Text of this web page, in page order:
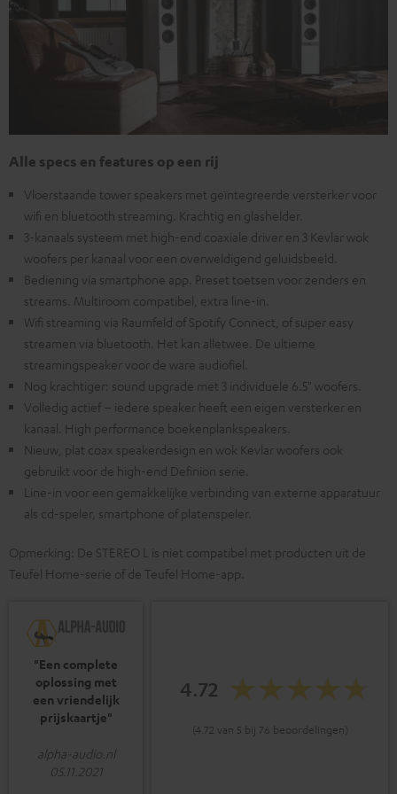
Alle specs en features op een rij
Vloerstaande tower speakers met geïntegreerde versterker voor
wifi en bluetooth streaming. Krachtig en glashelder.
3-kanaals systeem met high-end coaxiale driver en 3 Kevlar wok
woofers per kanaal voor een overweldigend geluidsbeeld.
Bediening via smartphone app. Preset toetsen voor zenders en
streams. Multiroom compatibel, extra line-in.
Wifi streaming via Raumfeld of Spotify Connect, of super easy
streamen via bluetooth. Het kan alletwee. De ultieme
streamingspeaker voor de ware audiofiel.
Nog krachtiger: sound upgrade met 3 individuele 6.5" woofers.
Volledig actief – iedere speaker heeft een eigen versterker en
kanaal. High performance boekenplankspeakers.
Nieuw, plat coax speakerdesign en wok Kevlar woofers ook
gebruikt voor de high-end Definion serie.
Line-in voor een gemakkelijke verbinding van externe apparatuur
als cd-speler, smartphone of platenspeler.
Opmerking: De STEREO L is niet compatibel met producten uit de
Teufel Home-serie of de Teufel Home-app.
"Een complete
oplossing met
een vriendelijk
prijskaartje"
alpha-audio.nl
05.11.2021
4.72
(4.72 van 5 bij 76 beoordelingen)